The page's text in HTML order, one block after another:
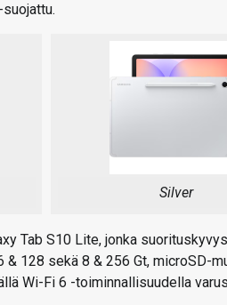
Silver
Tab S10 Lite, jonka
128 sekä 8 & 256 Gt, microSD-
Wi-Fi 6 -toiminnallisuudella